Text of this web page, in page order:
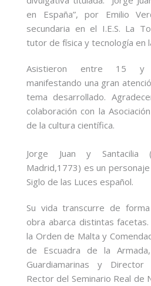
en España”, por Emilio
secundaria en el I.E.S. La
tutor de física y tecnología en
Asistieron entre 15 y
manifestando una gran
tema desarrollado.
colaboración con la
de la cultura científica.
Jorge Juan y Santacilia
Madrid,1773) es un
Siglo de las Luces español.
Su vida transcurre de
obra abarca distintas
la Orden de Malta y
de Escuadra de la
Guardiamarinas y
Rector del Seminario Real de